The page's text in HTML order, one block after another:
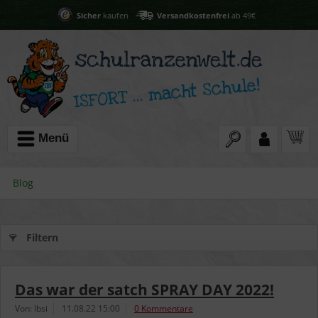
Sicherkaufen Versandkostenfreiab 49€
Menü
Blog
Filtern
Das war der satch SPRAY DAY 2022!
Von: Ibsi 11.08.22 15:00 0 Kommentare